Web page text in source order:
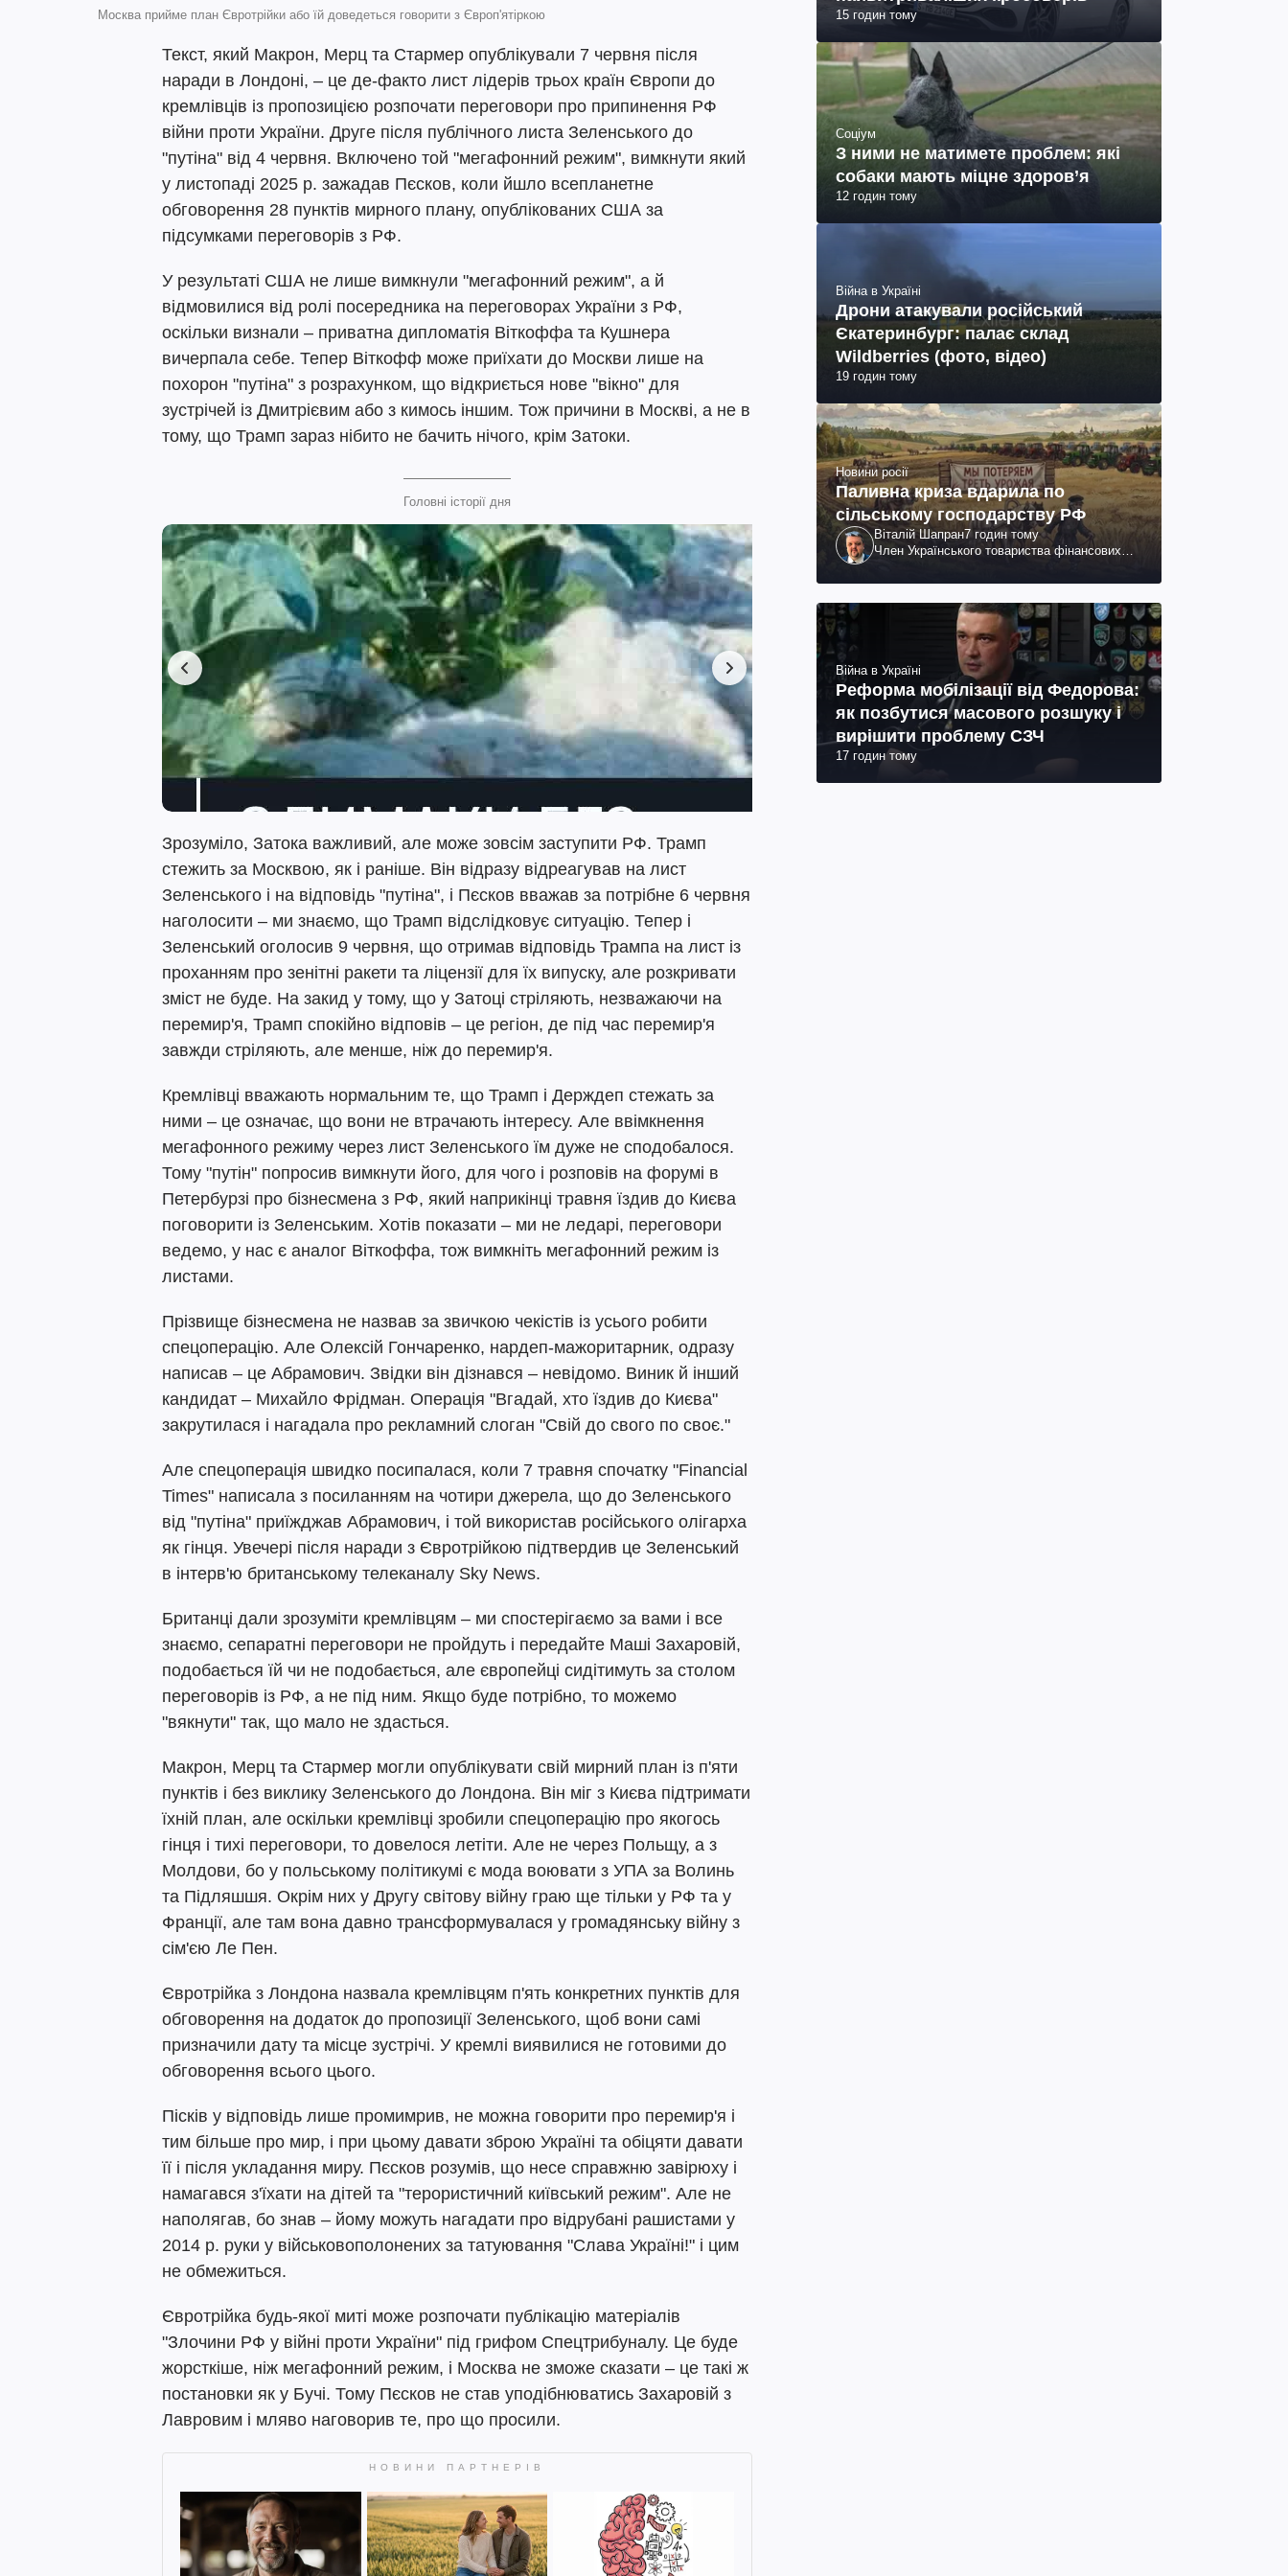
Москва прийме план Євротрійки або їй доведеться говорити з Європ'ятіркою
Текст, який Макрон, Мерц та Стармер опублікували 7 червня після
наради в Лондоні, – це де-факто лист лідерів трьох країн Європи до
кремлівців із пропозицією розпочати переговори про припинення РФ
війни проти України. Друге після публічного листа Зеленського до
"путіна" від 4 червня. Включено той "мегафонний режим", вимкнути який
у листопаді 2025 р. зажадав Пєсков, коли йшло всепланетне
обговорення 28 пунктів мирного плану, опублікованих США за
підсумками переговорів з РФ.
У результаті США не лише вимкнули "мегафонний режим", а й
відмовилися від ролі посередника на переговорах України з РФ,
оскільки визнали – приватна дипломатія Віткоффа та Кушнера
вичерпала себе. Тепер Віткофф може приїхати до Москви лише на
похорон "путіна" з розрахунком, що відкриється нове "вікно" для
зустрічей із Дмитрієвим або з кимось іншим. Тож причини в Москві, а не в
тому, що Трамп зараз нібито не бачить нічого, крім Затоки.
Головні історії дня
Зрозуміло, Затока важливий, але може зовсім заступити РФ. Трамп
стежить за Москвою, як і раніше. Він відразу відреагував на лист
Зеленського і на відповідь "путіна", і Пєсков вважав за потрібне 6 червня
наголосити – ми знаємо, що Трамп відслідковує ситуацію. Тепер і
Зеленський оголосив 9 червня, що отримав відповідь Трампа на лист із
проханням про зенітні ракети та ліцензії для їх випуску, але розкривати
зміст не буде. На закид у тому, що у Затоці стріляють, незважаючи на
перемир'я, Трамп спокійно відповів – це регіон, де під час перемир'я
завжди стріляють, але менше, ніж до перемир'я.
Кремлівці вважають нормальним те, що Трамп і Держдеп стежать за
ними – це означає, що вони не втрачають інтересу. Але ввімкнення
мегафонного режиму через лист Зеленського їм дуже не сподобалося.
Тому "путін" попросив вимкнути його, для чого і розповів на форумі в
Петербурзі про бізнесмена з РФ, який наприкінці травня їздив до Києва
поговорити із Зеленським. Хотів показати – ми не ледарі, переговори
ведемо, у нас є аналог Віткоффа, тож вимкніть мегафонний режим із
листами.
Прізвище бізнесмена не назвав за звичкою чекістів із усього робити
спецоперацію. Але Олексій Гончаренко, нардеп-мажоритарник, одразу
написав – це Абрамович. Звідки він дізнався – невідомо. Виник й інший
кандидат – Михайло Фрідман. Операція "Вгадай, хто їздив до Києва"
закрутилася і нагадала про рекламний слоган "Свій до свого по своє."
Але спецоперація швидко посипалася, коли 7 травня спочатку "Financial
Times" написала з посиланням на чотири джерела, що до Зеленського
від "путіна" приїжджав Абрамович, і той використав російського олігарха
як гінця. Увечері після наради з Євротрійкою підтвердив це Зеленський
в інтерв'ю британському телеканалу Sky News.
Британці дали зрозуміти кремлівцям – ми спостерігаємо за вами і все
знаємо, сепаратні переговори не пройдуть і передайте Маші Захаровій,
подобається їй чи не подобається, але європейці сидітимуть за столом
переговорів із РФ, а не під ним. Якщо буде потрібно, то можемо
"вякнути" так, що мало не здасться.
Макрон, Мерц та Стармер могли опублікувати свій мирний план із п'яти
пунктів і без виклику Зеленського до Лондона. Він міг з Києва підтримати
їхній план, але оскільки кремлівці зробили спецоперацію про якогось
гінця і тихі переговори, то довелося летіти. Але не через Польщу, а з
Молдови, бо у польському політикумі є мода воювати з УПА за Волинь
та Підляшшя. Окрім них у Другу світову війну граю ще тільки у РФ та у
Франції, але там вона давно трансформувалася у громадянську війну з
сім'єю Ле Пен.
Євротрійка з Лондона назвала кремлівцям п'ять конкретних пунктів для
обговорення на додаток до пропозиції Зеленського, щоб вони самі
призначили дату та місце зустрічі. У кремлі виявилися не готовими до
обговорення всього цього.
Пісків у відповідь лише промимрив, не можна говорити про перемир'я і
тим більше про мир, і при цьому давати зброю Україні та обіцяти давати
її і після укладання миру. Пєсков розумів, що несе справжню завірюху і
намагався з'їхати на дітей та "терористичний київський режим". Але не
наполягав, бо знав – йому можуть нагадати про відрубані рашистами у
2014 р. руки у військовополонених за татуювання "Слава Україні!" і цим
не обмежиться.
Євротрійка будь-якої миті може розпочати публікацію матеріалів
"Злочини РФ у війні проти України" під грифом Спецтрибуналу. Це буде
жорсткіше, ніж мегафонний режим, і Москва не зможе сказати – це такі ж
постановки як у Бучі. Тому Пєсков не став уподібнюватись Захаровій з
Лавровим і мляво наговорив те, про що просили.
15 годин тому
Соціум
З ними не матимете проблем: які
собаки мають міцне здоров’я
12 годин тому
Війна в Україні
Дрони атакували російський
Єкатеринбург: палає склад
Wildberries (фото, відео)
19 годин тому
Новини росії
Паливна криза вдарила по
сільському господарству РФ
Віталій Шапран7 годин тому
Член Українського товариства фінансових
Війна в Україні
Реформа мобілізації від Федорова:
як позбутися масового розшуку і
вирішити проблему СЗЧ
17 годин тому